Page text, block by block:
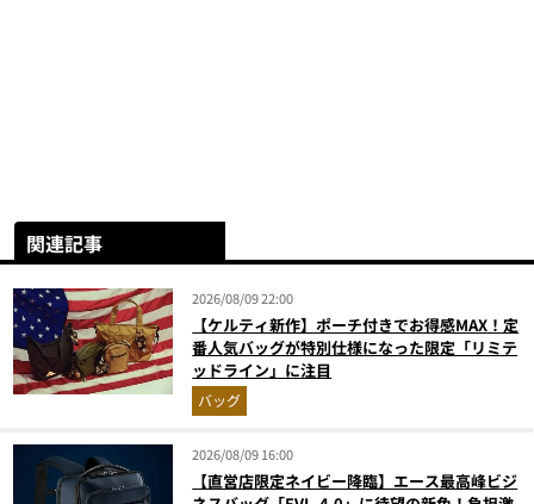
関連記事
2026/08/09 22:00
【ケルティ新作】ポーチ付きでお得感MAX！定
番人気バッグが特別仕様になった限定「リミテ
ッドライン」に注目
バッグ
2026/08/09 16:00
【直営店限定ネイビー降臨】エース最高峰ビジ